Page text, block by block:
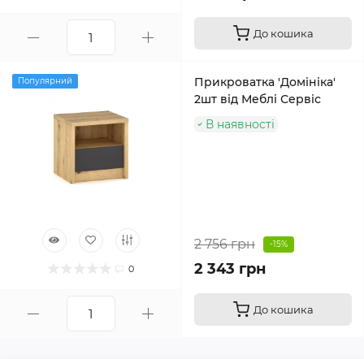
До кошика
Популярний
0
Прикроватка 'Домініка'
2шт від Меблі Сервіс
В наявності
2 756 грн -15%
2 343 грн
До кошика